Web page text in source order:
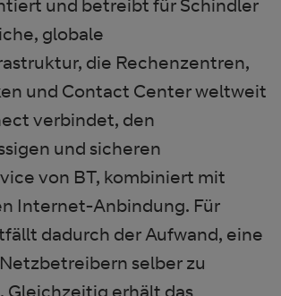
und betreibt für Schindler
globale
die Rechenzentren,
und Contact Center weltweit
verbindet, den
und sicheren
von BT, kombiniert mit
Internet-Anbindung. Für
dadurch der Aufwand, eine
selber zu
Gleichzeitig erhält das